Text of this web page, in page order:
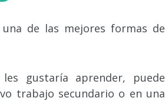
una de las mejores formas de
gustaría aprender, puede
trabajo secundario o en una